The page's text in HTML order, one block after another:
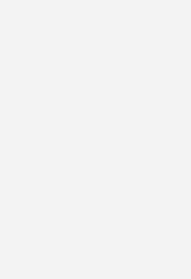
gegen Reiche